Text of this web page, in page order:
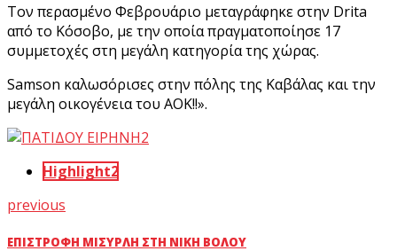
Τον περασμένο Φεβρουάριο μεταγράφηκε στην Drita
από το Κόσοβο, με την οποία πραγματοποίησε 17
συμμετοχές στη μεγάλη κατηγορία της χώρας.
Samson καλωσόρισες στην πόλης της Καβάλας και την
μεγάλη οικογένεια του ΑΟΚ!!».
Highlight2
previous
ΕΠΙΣΤΡΟΦΉ ΜΙΣΥΡΛΉ ΣΤΗ ΝΊΚΗ ΒΌΛΟΥ